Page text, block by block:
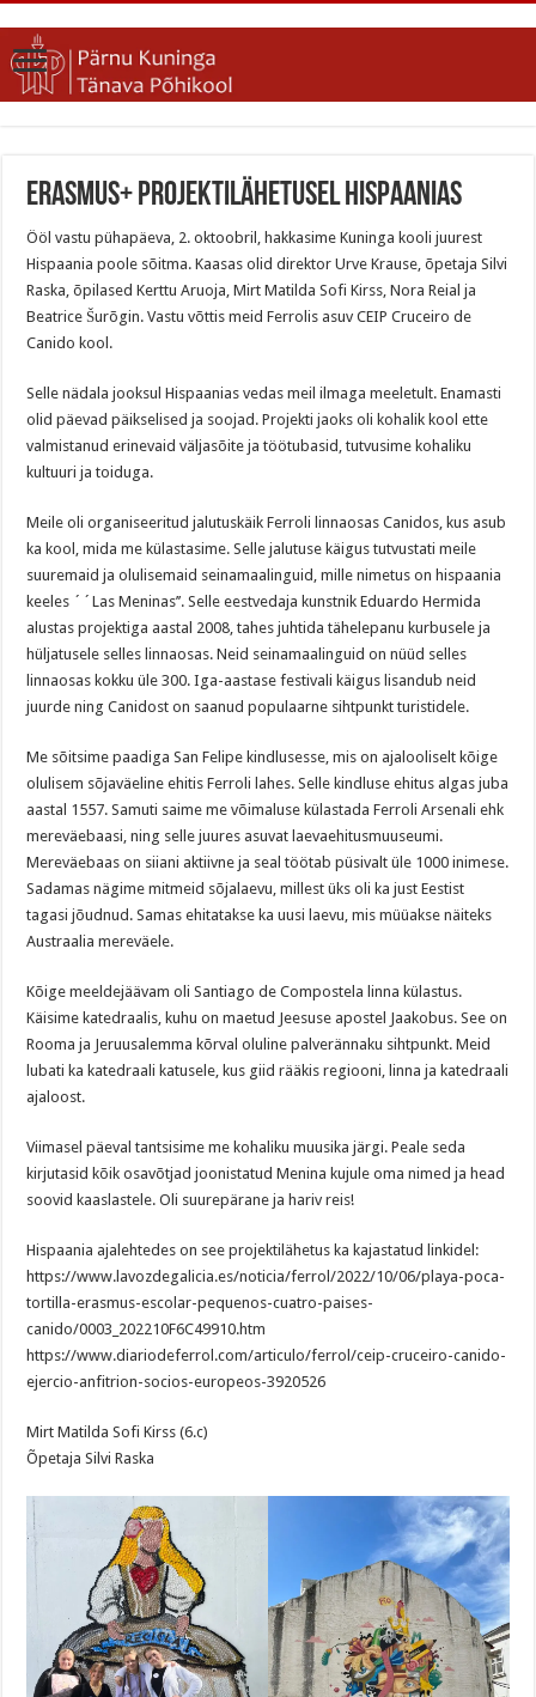
Erasmus+ projektilähetusel Hispaanias
Ööl vastu pühapäeva, 2. oktoobril, hakkasime Kuninga kooli juurest
Hispaania poole sõitma. Kaasas olid direktor Urve Krause, õpetaja Silvi
Raska, õpilased Kerttu Aruoja, Mirt Matilda Sofi Kirss, Nora Reial ja
Beatrice Šurõgin. Vastu võttis meid Ferrolis asuv CEIP Cruceiro de
Canido kool.
Selle nädala jooksul Hispaanias vedas meil ilmaga meeletult. Enamasti
olid päevad päikselised ja soojad. Projekti jaoks oli kohalik kool ette
valmistanud erinevaid väljasõite ja töötubasid, tutvusime kohaliku
kultuuri ja toiduga.
Meile oli organiseeritud jalutuskäik Ferroli linnaosas Canidos, kus asub
ka kool, mida me külastasime. Selle jalutuse käigus tutvustati meile
suuremaid ja olulisemaid seinamaalinguid, mille nimetus on hispaania
keeles ´´Las Meninas’’. Selle eestvedaja kunstnik Eduardo Hermida
alustas projektiga aastal 2008, tahes juhtida tähelepanu kurbusele ja
hüljatusele selles linnaosas. Neid seinamaalinguid on nüüd selles
linnaosas kokku üle 300. Iga-aastase festivali käigus lisandub neid
juurde ning Canidost on saanud populaarne sihtpunkt turistidele.
Me sõitsime paadiga San Felipe kindlusesse, mis on ajalooliselt kõige
olulisem sõjaväeline ehitis Ferroli lahes. Selle kindluse ehitus algas juba
aastal 1557. Samuti saime me võimaluse külastada Ferroli Arsenali ehk
mereväebaasi, ning selle juures asuvat laevaehitusmuuseumi.
Mereväebaas on siiani aktiivne ja seal töötab püsivalt üle 1000 inimese.
Sadamas nägime mitmeid sõjalaevu, millest üks oli ka just Eestist
tagasi jõudnud. Samas ehitatakse ka uusi laevu, mis müüakse näiteks
Austraalia mereväele.
Kõige meeldejäävam oli Santiago de Compostela linna külastus.
Käisime katedraalis, kuhu on maetud Jeesuse apostel Jaakobus. See on
Rooma ja Jeruusalemma kõrval oluline palverännaku sihtpunkt. Meid
lubati ka katedraali katusele, kus giid rääkis regiooni, linna ja katedraali
ajaloost.
Viimasel päeval tantsisime me kohaliku muusika järgi. Peale seda
kirjutasid kõik osavõtjad joonistatud Menina kujule oma nimed ja head
soovid kaaslastele. Oli suurepärane ja hariv reis!
Hispaania ajalehtedes on see projektilähetus ka kajastatud linkidel:
https://www.lavozdegalicia.es/noticia/ferrol/2022/10/06/playa-poca-
tortilla-erasmus-escolar-pequenos-cuatro-paises-
canido/0003_202210F6C49910.htm
https://www.diariodeferrol.com/articulo/ferrol/ceip-cruceiro-canido-
ejercio-anfitrion-socios-europeos-3920526
Mirt Matilda Sofi Kirss (6.c)
Õpetaja Silvi Raska